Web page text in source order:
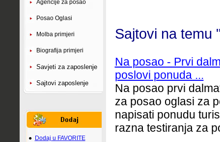
Agencije za posao
Posao Oglasi
Molba primjeri
Biografija primjeri
Savjeti za zaposlenje
Sajtovi zaposlenje
● Dodaj u FAVORITE
Sajtovi na temu
Na posao - Prvi
poslovi ponuda ...
Na posao prvi
za posao oglasi za
napisati ponudu
razna testiranja za